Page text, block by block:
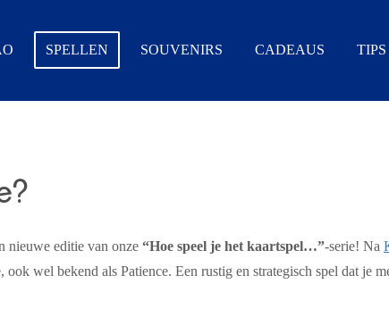
SPELLEN SOUVENIRS CADEAUS TIPS
nieuwe editie van onze “Hoe speel je het kaartspel…”-serie! Na
, ook wel bekend als Patience. Een rustig en strategisch spel dat je